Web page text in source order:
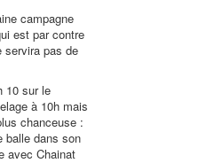
campagne
est par contre
servira pas de
10 sur le
à 10h mais
chanceuse :
balle dans son
avec Chainat